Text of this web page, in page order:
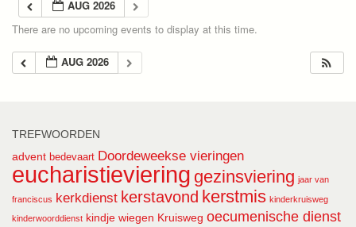
AUG 2026
There are no upcoming events to display at this time.
AUG 2026
TREFWOORDEN
advent bedevaart Doordeweekse vieringen
eucharistieviering gezinsviering jaar van
franciscus kerkdienst kerstavond kerstmis kinderkruisweg
kinderwoorddienst kindje wiegen Kruisweg oecumenische dienst